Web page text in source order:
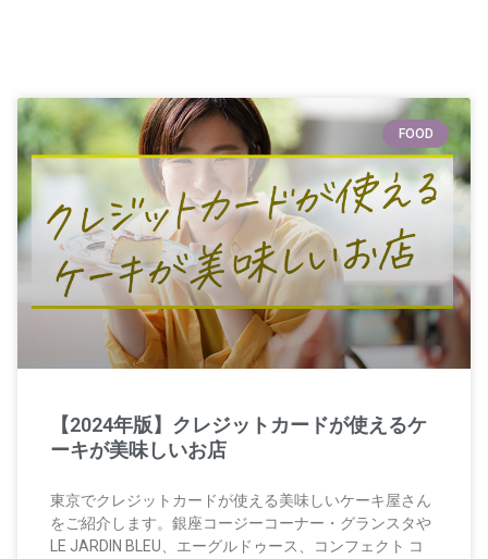
FOOD
【2024年版】クレジットカードが使えるケ
ーキが美味しいお店
東京でクレジットカードが使える美味しいケーキ屋さん
をご紹介します。銀座コージーコーナー・グランスタや
LE JARDIN BLEU、エーグルドゥース、コンフェクト コ